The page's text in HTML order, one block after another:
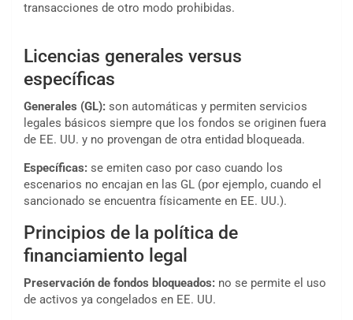
transacciones de otro modo prohibidas.
Licencias generales versus
específicas
Generales (GL): son automáticas y permiten servicios
legales básicos siempre que los fondos se originen fuera
de EE. UU. y no provengan de otra entidad bloqueada.
Específicas: se emiten caso por caso cuando los
escenarios no encajan en las GL (por ejemplo, cuando el
sancionado se encuentra físicamente en EE. UU.).
Principios de la política de
financiamiento legal
Preservación de fondos bloqueados: no se permite el uso
de activos ya congelados en EE. UU.